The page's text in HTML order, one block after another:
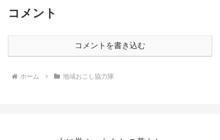
コメント
コメントを書き込む
ホーム 地域おこし協力隊